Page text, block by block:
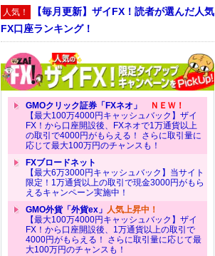
人気！ 【毎月更新】ザイFX！読者が選んだ人気
FX口座ランキング！
GMOクリック証券「FXネオ」
ＮＥＷ！
【最大100万4000円キャッシュバック】ザイ
FX！から口座開設後、FXネオで1万通貨以上
の取引で4000円がもらえる！ さらに取引量に
応じて最大100万円のチャンスも！
FXブロードネット
【最大6万3000円キャッシュバック】当サイト
限定！1万通貨以上の取引で現金3000円がもら
えるキャンペーン実施中！
GMO外貨「外貨ex」 人気上昇中！
【最大100万4000円キャッシュバック】ザイ
FX！から口座開設後、1万通貨以上の取引で
4000円がもらえる！ さらに取引量に応じて最
大100万円のチャンスも！